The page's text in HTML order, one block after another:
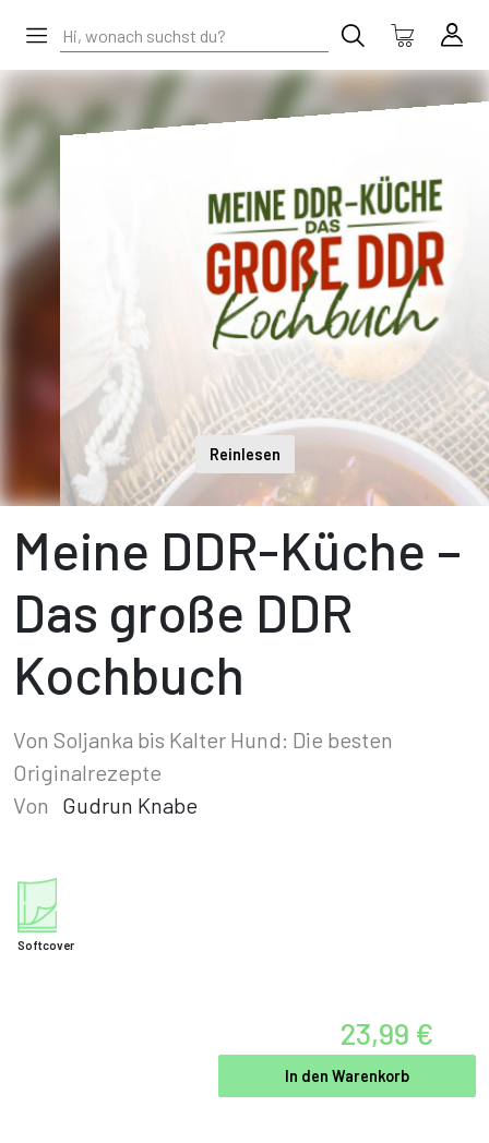
Reinlesen
Meine DDR-Küche –
Das große DDR
Kochbuch
Von Soljanka bis Kalter Hund: Die besten
Originalrezepte
Von
Gudrun Knabe
Softcover
23,99 €
In den Warenkorb